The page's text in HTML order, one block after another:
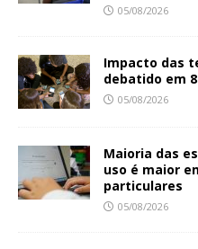
05/08/2026
Impacto das
debatido em
05/08/2026
Maioria das
uso é maior
particulares
05/08/2026